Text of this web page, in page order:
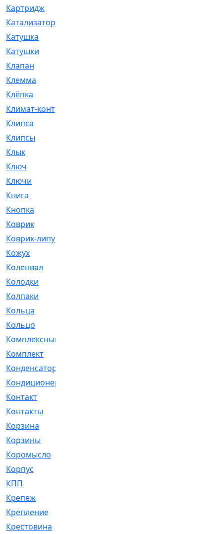
Картридж
Катализатор
Катушка
Катушки
Клапан
Клемма
Клёпка
Климат-контроль
Клипса
Клипсы
Клык
Ключ
Ключи
Книга
Кнопка
Коврик
Коврик-липучка
Кожух
Коленвал
Колодки
Колпаки
Кольца
Кольцо
Комплексный
Комплект
Конденсатор
Кондиционер
Контакт
Контакты
Корзина
Корзины
Коромысло
Корпус
КПП
Крепеж
Крепление
Крестовина